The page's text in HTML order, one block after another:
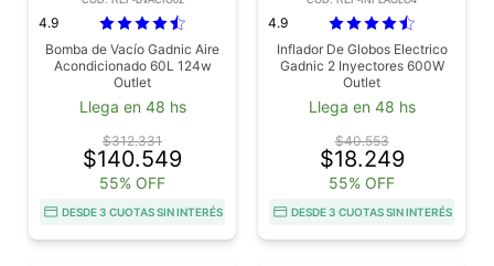
4.9
Bomba de Vacío Gadnic Aire
Acondicionado 60L 124w
Outlet
Llega en 48 hs
$312.331
$140.549
55% OFF
DESDE 3 CUOTAS SIN INTERÉS
4.9
Inflador De Globos Electrico
Gadnic 2 Inyectores 600W
Outlet
Llega en 48 hs
$40.553
$18.249
55% OFF
DESDE 3 CUOTAS SIN INTERÉS